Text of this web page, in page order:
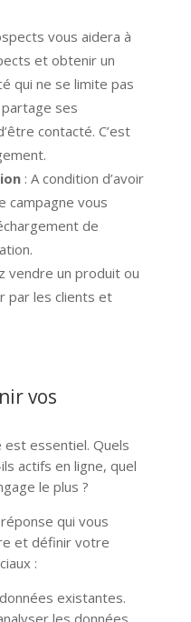
vous aidera à
et obtenir un
qui ne se limite pas
ses
contacté. C’est
: A condition d’avoir
campagne vous
de
vendre un produit ou
par les clients et
vos
essentiel. Quels
actifs en ligne, quel
le plus ?
qui vous
et définir votre
:
existantes.